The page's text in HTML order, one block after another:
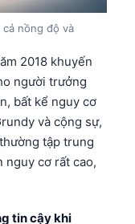
cả nồng độ và
2018 khuyến
người trưởng
bất kể nguy cơ
và cộng sự,
tập trung
nguy cơ rất cao,
tin cậy khi